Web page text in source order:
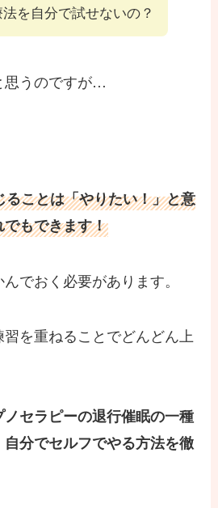
を自分で試せないの？
思うのですが…
ことは「やりたい！」と意
もできます！
でおく必要があります。
を重ねることでどんどん上
セラピーの退行催眠の一種
分でセルフでやる方法を徹